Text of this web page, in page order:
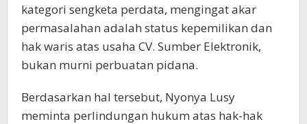
kategori sengketa perdata, mengingat akar
permasalahan adalah status kepemilikan dan
hak waris atas usaha CV. Sumber Elektronik,
bukan murni perbuatan pidana.
Berdasarkan hal tersebut, Nyonya Lusy
meminta perlindungan hukum atas hak-hak